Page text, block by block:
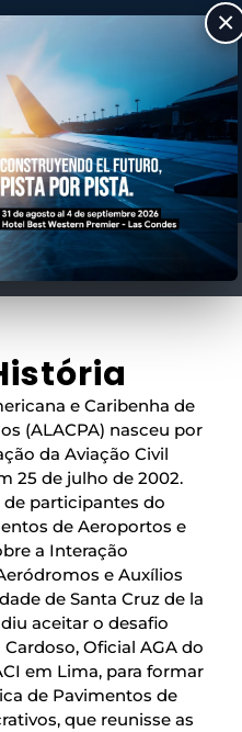
×
e Caribenha de
(ALACPA) nasceu por
da Aviação Civil
25 de julho de 2002.
de participantes do
de Aeroportos e
a Interação
e Auxílios
de Santa Cruz de la
aceitar o desafio
Oficial AGA do
em Lima, para formar
de Pavimentos de
que reunisse as